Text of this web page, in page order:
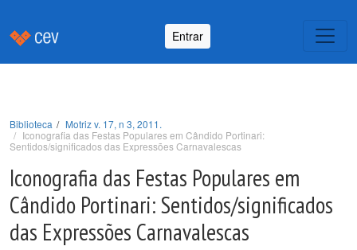
Entrar
Biblioteca
Motriz v. 17, n 3, 2011.
Iconografia das Festas Populares em Cândido Portinari:
Sentidos/significados das Expressões Carnavalescas
Iconografia das Festas Populares em
Cândido Portinari: Sentidos/significados
das Expressões Carnavalescas